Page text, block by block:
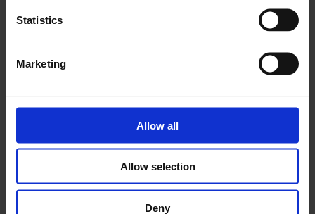
Statistics
Marketing
Allow all
Allow selection
Deny
μειώνει την πιθανότητα πρόωρων θανάτων που όχι μόνο
επηρεάζουν τους άλλους εργαζόμενους αλλά και κοστίζουν
Επίσης, η έλλειψη σέρβις προκαλεί τυχαία ξεσπάσματα
αποτέλεσμα δαπανηρές επισκευές και χρόνο διακοπής
λειτουργίας. Η εφαρμογή ενός σχεδίου προληπτικής
συντήρησης είναι ένας πολύ καλός τρόπος για να
διαπιστώσετε γρήγορα τα τεράστια οφέλη της σωστής
συντήρησης του εξοπλισμού.